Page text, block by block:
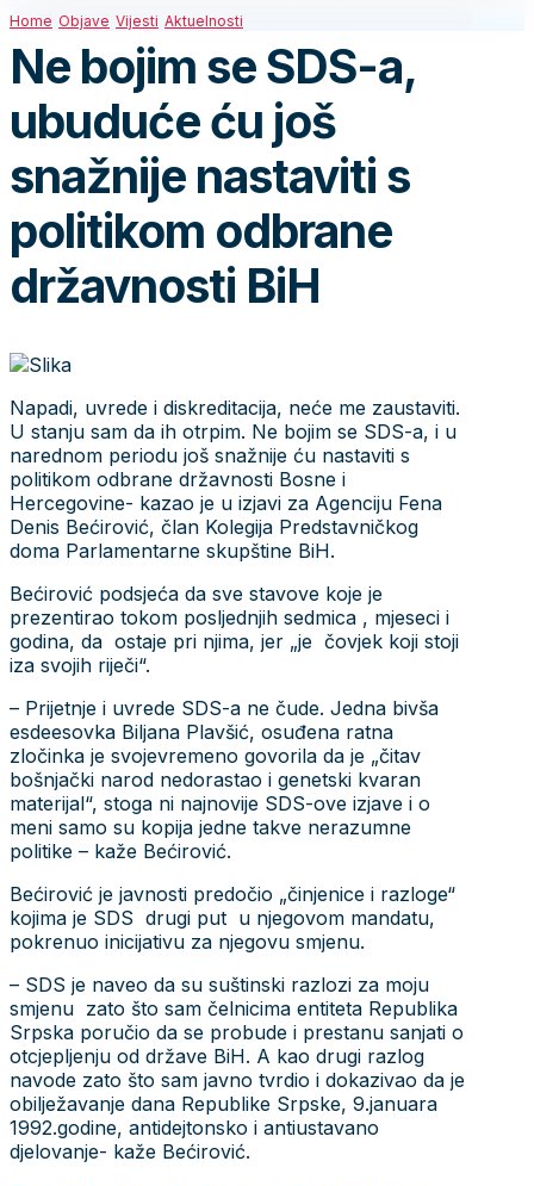
Home Objave Vijesti Aktuelnosti
Ne bojim se SDS-a,
ubuduće ću još
snažnije nastaviti s
politikom odbrane
državnosti BiH
Napadi, uvrede i diskreditacija, neće me zaustaviti.
U stanju sam da ih otrpim. Ne bojim se SDS-a, i u
narednom periodu još snažnije ću nastaviti s
politikom odbrane državnosti Bosne i
Hercegovine- kazao je u izjavi za Agenciju Fena
Denis Bećirović, član Kolegija Predstavničkog
doma Parlamentarne skupštine BiH.
Bećirović podsjeća da sve stavove koje je
prezentirao tokom posljednjih sedmica , mjeseci i
godina, da ostaje pri njima, jer „je čovjek koji stoji
iza svojih riječi“.
– Prijetnje i uvrede SDS-a ne čude. Jedna bivša
esdeesovka Biljana Plavšić, osuđena ratna
zločinka je svojevremeno govorila da je „čitav
bošnjački narod nedorastao i genetski kvaran
materijal“, stoga ni najnovije SDS-ove izjave i o
meni samo su kopija jedne takve nerazumne
politike – kaže Bećirović.
Bećirović je javnosti predočio „činjenice i razloge“
kojima je SDS drugi put u njegovom mandatu,
pokrenuo inicijativu za njegovu smjenu.
– SDS je naveo da su suštinski razlozi za moju
smjenu zato što sam čelnicima entiteta Republika
Srpska poručio da se probude i prestanu sanjati o
otcjepljenju od države BiH. A kao drugi razlog
navode zato što sam javno tvrdio i dokazivao da je
obilježavanje dana Republike Srpske, 9.januara
1992.godine, antidejtonsko i antiustavano
djelovanje- kaže Bećirović.